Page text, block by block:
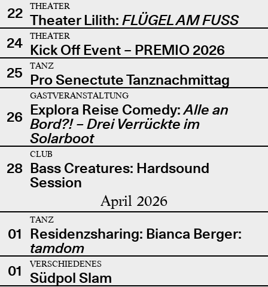
22
THEATER
Theater Lilith: FLÜGEL AM FUSS
24
THEATER
Kick Off Event – PREMIO 2026
25
TANZ
Pro Senectute Tanznachmittag
26
GASTVERANSTALTUNG
Explora Reise Comedy:Alle an
Bord?! – Drei Verrückte im
Solarboot
28
CLUB
Bass Creatures: Hardsound
Session
April 2026
01
TANZ
Residenzsharing: Bianca Berger:
tamdom
01
VERSCHIEDENES
Südpol Slam